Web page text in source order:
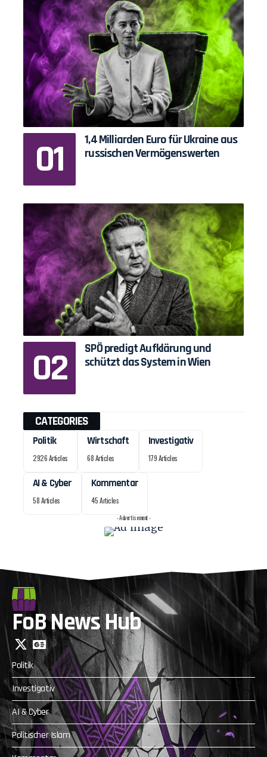
1,4 Milliarden Euro für Ukraine aus
russischen Vermögenswerten
SPÖ predigt Aufklärung und
schützt das System in Wien
CATEGORIES
Politik
2926 Articles
Wirtschaft
68 Articles
Investigativ
179 Articles
AI & Cyber
58 Articles
Kommentar
45 Articles
- Advertisement -
FoB News Hub
Politik
Investigativ
AI & Cyber
Politischer Islam